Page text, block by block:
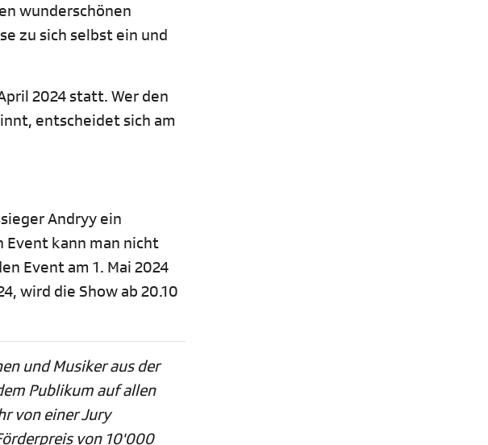
wunderschönen
zu sich selbst ein und
2024 statt. Wer den
entscheidet sich am
Andryy ein
Event kann man nicht
Event am 1. Mai 2024
wird die Show ab 20.10
und Musiker aus der
Publikum auf allen
von einer Jury
von 10'000